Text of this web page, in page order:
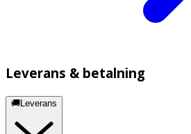
Leverans & betalning
🚚Leverans